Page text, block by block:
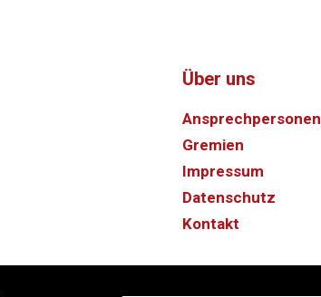
Über uns
Ansprechpersonen
Gremien
Impressum
Datenschutz
Kontakt